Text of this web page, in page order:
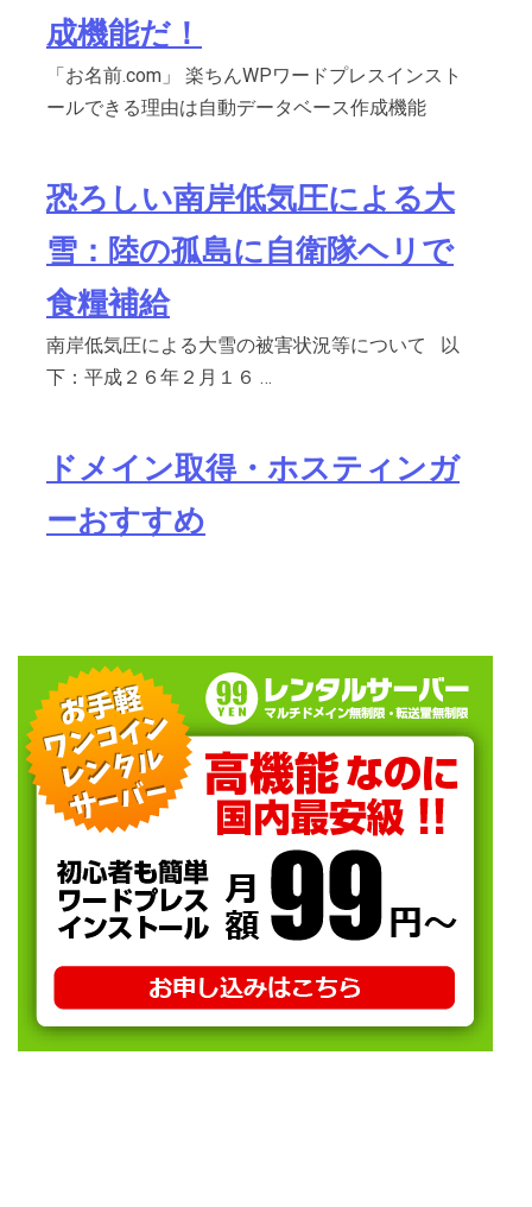
成機能だ！
「お名前.com」 楽ちんWPワードプレスインスト
ールできる理由は自動データベース作成機能
恐ろしい南岸低気圧による大
雪：陸の孤島に自衛隊ヘリで
食糧補給
南岸低気圧による大雪の被害状況等について 以
下：平成２６年２月１６ …
ドメイン取得・ホスティンガ
ーおすすめ